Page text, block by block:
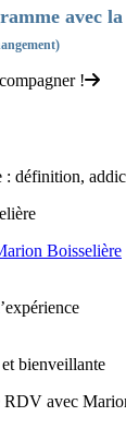
avec
!
définition,
Boisselière
bienveillante
RDV avec